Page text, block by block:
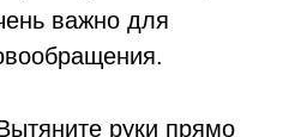
важно для
руки прямо